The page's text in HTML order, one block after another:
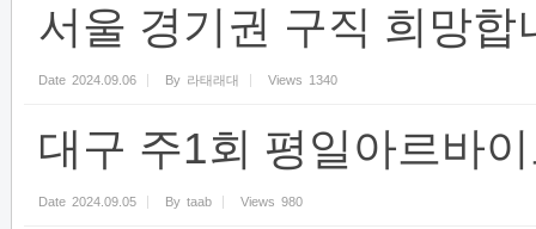
서울 경기권 구직 희망합
Date 2024.09.06 By 라태래대 Views 1340
대구 주1회 평일아르바
Date 2024.09.05 By taab Views 980